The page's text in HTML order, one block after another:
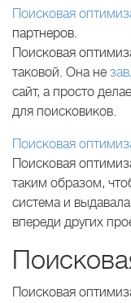
Поисковая
партнеров.
Поисковая
таковой. Она не
сайт, а просто
для поисковиков.
Поисковая
Поисковая
таким образом,
система и
впереди других
Поисковая